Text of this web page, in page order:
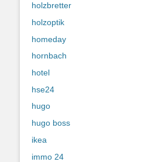
holzbretter
holzoptik
homeday
hornbach
hotel
hse24
hugo
hugo boss
ikea
immo 24